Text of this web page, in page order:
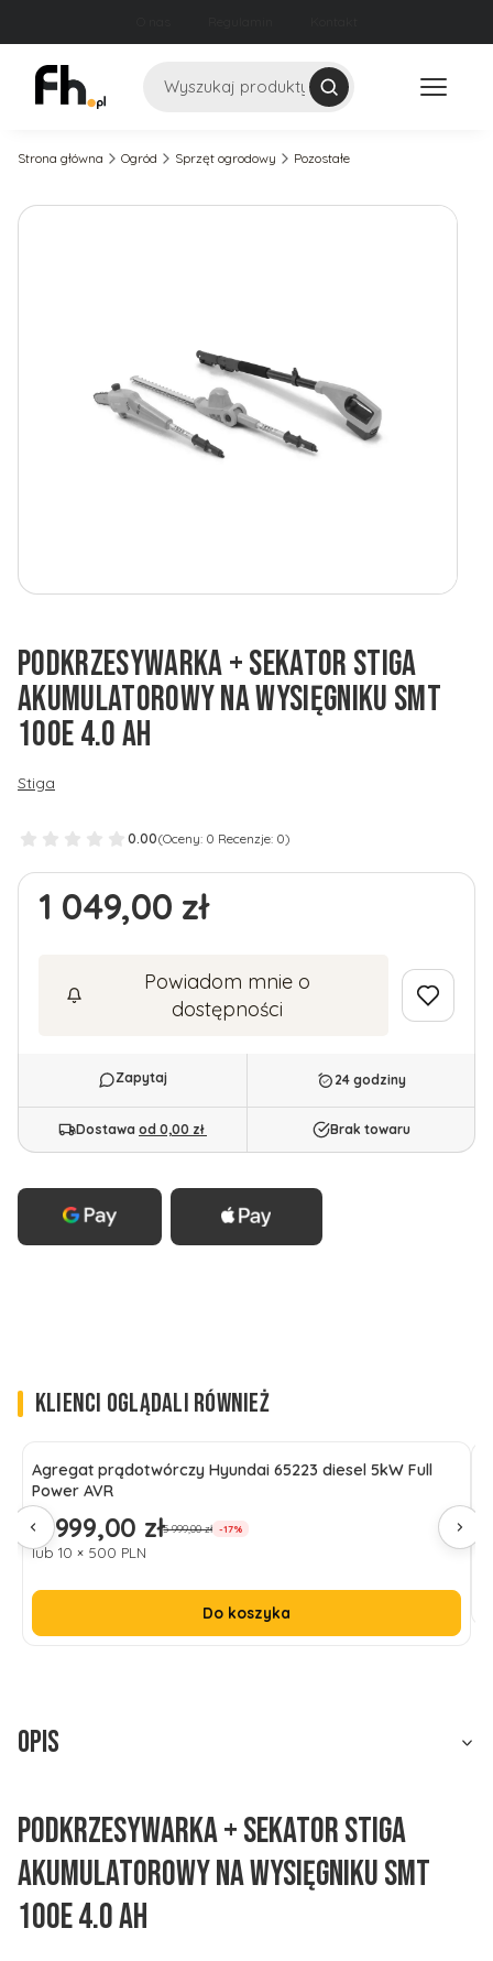
Szukaj
Strona główna Ogród Sprzęt ogrodowy Pozostałe
PODKRZESYWARKA + SEKATOR STIGA
AKUMULATOROWY NA WYSIĘGNIKU SMT
100E 4.0 AH
Stiga
0.00(Oceny: 0 Recenzje: 0)
Cena
1 049,00 zł
Powiadom mnie o
dostępności
24 godziny
Dostawa od 0,00 zł Brak towaru
KLIENCI OGLĄDALI RÓWNIEŻ
Agregat prądotwórczy Hyundai 65223 diesel 5kW Full
Power AVR
Cena promocyjna
4 999,00 zł5 999,00 zł -17%
lub 10 × 500 PLN
Do koszyka
Opis
Podkrzesywarka + sekator STIGA
akumulatorowy na wysięgniku SMT
100e 4.0 Ah